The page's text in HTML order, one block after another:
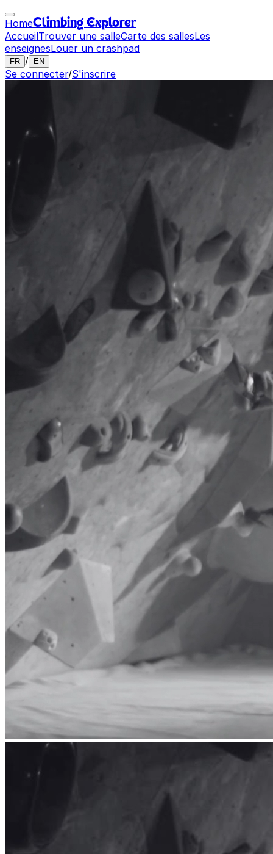
HomeClimbing Explorer
AccueilTrouver une salleCarte des sallesLes
enseignesLouer un crashpad
FR / EN
Se connecter/S'inscrire